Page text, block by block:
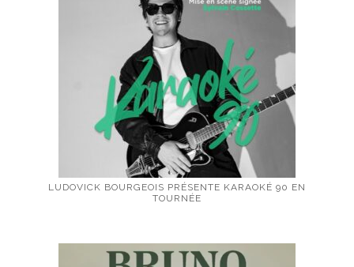
LUDOVICK BOURGEOIS PRÉSENTE KARAOKÉ 90 EN
TOURNÉE